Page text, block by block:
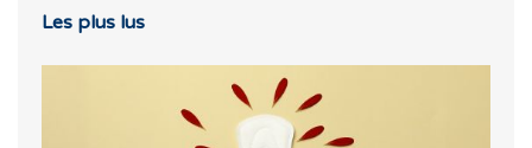
Les plus lus